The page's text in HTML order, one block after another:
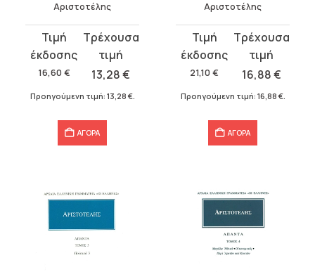
Αριστοτέλης
16,60 €
Original
price
was:
16,60 €.
13,28€
τρέχουσα
τιμή
Προηγούμενη τιμή: 13,28 €.
ΑΓΟΡΑ
Αριστοτέλης
21,10 €
Original
price
was:
16,88€
τρέχουσα
τιμή
Προηγούμενη τιμή: 16,88 €.
ΑΓΟΡΑ